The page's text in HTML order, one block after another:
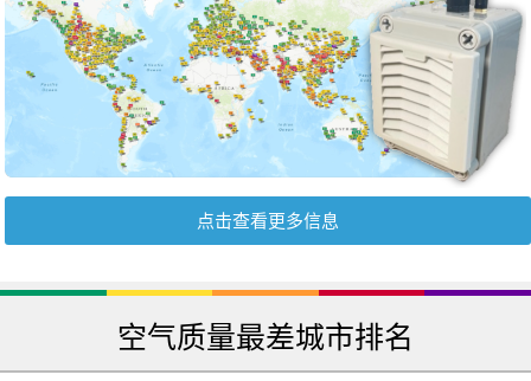
点击查看更多信息
空气质量最差城市排名